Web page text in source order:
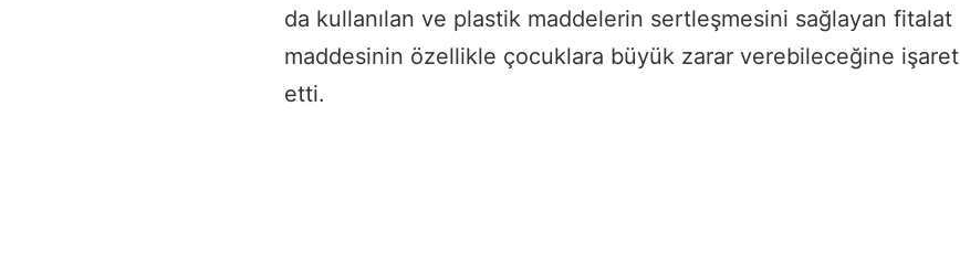
da kullanılan ve plastik maddelerin sertleşmesini sağlayan fitalat
maddesinin özellikle çocuklara büyük zarar verebileceğine işaret
etti.